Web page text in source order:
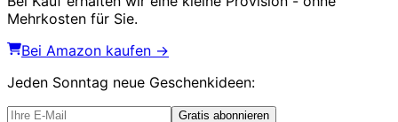
Mehrkosten für Sie.
Bei Amazon kaufen →
Jeden Sonntag neue Geschenkideen:
Gratis abonnieren